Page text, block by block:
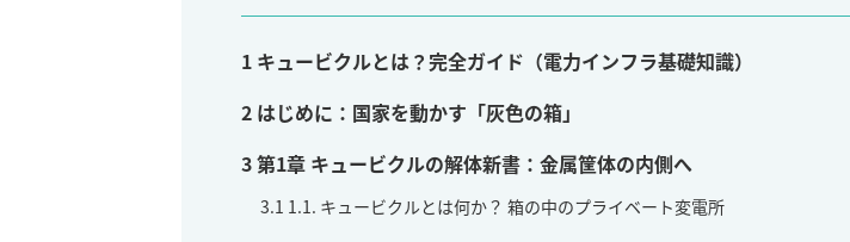
1 キュービクルとは？完全ガイド（電力インフラ基礎知識）
2 はじめに：国家を動かす「灰色の箱」
3第1章 キュービクルの解体新書：金属筐体の内側へ
3.1 1.1. キュービクルとは何か？ 箱の中のプライベート変電所